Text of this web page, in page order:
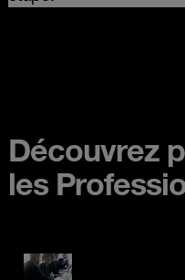
Découvrez
les